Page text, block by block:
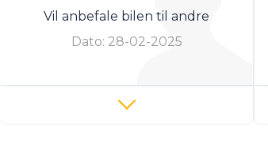
Vil anbefale bilen til andre
Dato: 28-02-2025